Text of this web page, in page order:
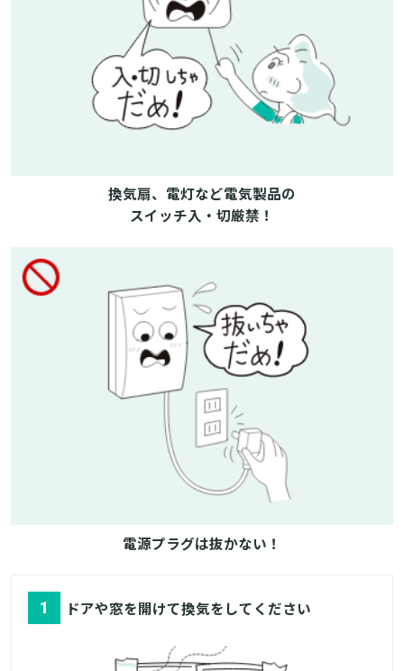
換気扇、電灯など電気製品の
スイッチ入・切厳禁！
電源プラグは抜かない！
1 ドアや窓を開けて換気をしてください